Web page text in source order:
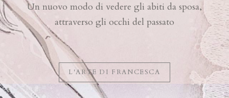
Un nuovo modo di vedere gli abiti da sposa,
attraverso gli occhi del passato
L'ARTE DI FRANCESCA